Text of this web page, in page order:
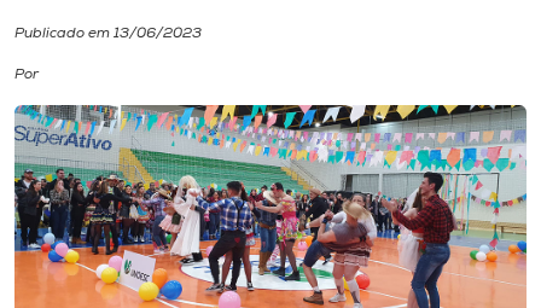
Internacionalização
I.nova
Diplomados
Publicado em 13/06/2023
Por